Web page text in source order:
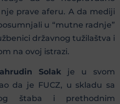
prave aferu. A da mediji
u “mutne radnje”
državnog tužilaštva i
na ovoj istrazi.
Solak je u svom
da je FUCZ, u skladu sa
štaba i prethodnim